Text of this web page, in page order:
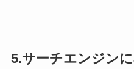
5.サーチエンジン